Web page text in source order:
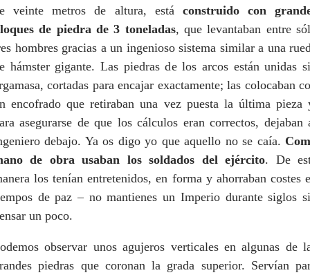
veinte metros de altura, está construido con
de piedra de 3 toneladas, que levantaban entre
hombres gracias a un ingenioso sistema similar a una
hámster gigante. Las piedras de los arcos están unidas
cortadas para encajar exactamente; las colocaban
encofrado que retiraban una vez puesta la última pieza
asegurarse de que los cálculos eran correctos, dejaban
debajo. Ya os digo yo que aquello no se caía.
de obra usaban los soldados del ejército. De
los tenían entretenidos, en forma y ahorraban costes
de paz – no mantienes un Imperio durante siglos
un poco.
observar unos agujeros verticales en algunas de
piedras que coronan la grada superior. Servían